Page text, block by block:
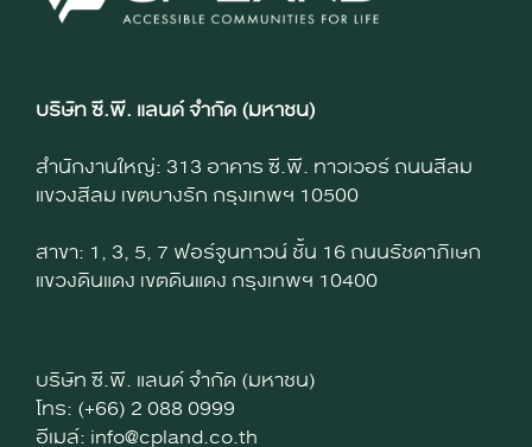
บริษัท ซี.พี. แลนด์ จำกัด (มหาชน)
สำนักงานใหญ่: 313 อาคาร ซี.พี. ทาวเวอร์ ถนนสีลม
แขวงสีลม เขตบางรัก กรุงเทพฯ 10500
สาขา: 1, 3, 5, 7 ฟอร์จูนทาวน์ ชั้น 16 ถนนรัชดาภิเษก
แขวงดินแดง เขตดินแดง กรุงเทพฯ 10400
บริษัท ซี.พี. แลนด์ จำกัด (มหาชน)
โทร: (+66) 2 088 0999
อีเมล์: info@cpland.co.th